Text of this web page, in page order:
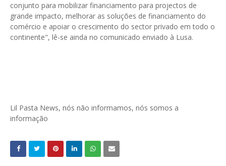
conjunto para mobilizar financiamento para projectos de
grande impacto, melhorar as soluções de financiamento do
comércio e apoiar o crescimento do sector privado em todo o
continente", lê-se ainda no comunicado enviado à Lusa.
Lil Pasta News, nós não informamos, nós somos a
informação